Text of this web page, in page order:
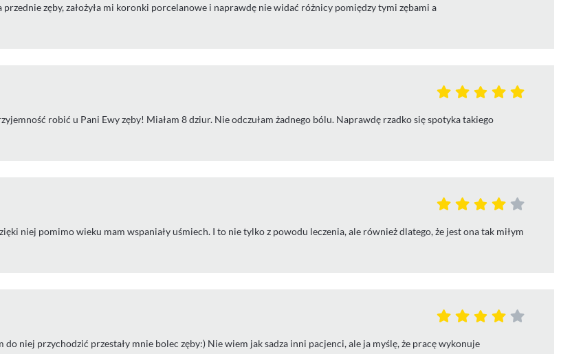
zęby, założyła mi koronki porcelanowe i naprawdę nie widać różnicy pomiędzy tymi zębami a
robić u Pani Ewy zęby! Miałam 8 dziur. Nie odczułam żadnego bólu. Naprawdę rzadko się spotyka takiego
niej pomimo wieku mam wspaniały uśmiech. I to nie tylko z powodu leczenia, ale również dlatego, że jest ona tak miłym
niej przychodzić przestały mnie bolec zęby:) Nie wiem jak sadza inni pacjenci, ale ja myślę, że pracę wykonuje